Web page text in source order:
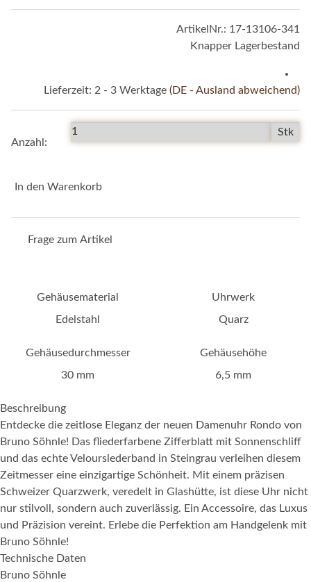
ArtikelNr.: 17-13106-341
Knapper Lagerbestand
Lieferzeit: 2 - 3 Werktage (DE - Ausland abweichend)
Anzahl:
Stk
In den Warenkorb
Frage zum Artikel
Gehäusematerial
Edelstahl
Uhrwerk
Quarz
Gehäusedurchmesser
30 mm
Gehäusehöhe
6,5 mm
Beschreibung
Entdecke die zeitlose Eleganz der neuen Damenuhr Rondo von
Bruno Söhnle! Das fliederfarbene Zifferblatt mit Sonnenschliff
und das echte Velourslederband in Steingrau verleihen diesem
Zeitmesser eine einzigartige Schönheit. Mit einem präzisen
Schweizer Quarzwerk, veredelt in Glashütte, ist diese Uhr nicht
nur stilvoll, sondern auch zuverlässig. Ein Accessoire, das Luxus
und Präzision vereint. Erlebe die Perfektion am Handgelenk mit
Bruno Söhnle!
Technische Daten
Bruno Söhnle